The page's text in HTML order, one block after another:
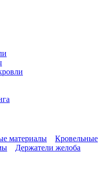
материалы
Кровельные
Держатели желоба